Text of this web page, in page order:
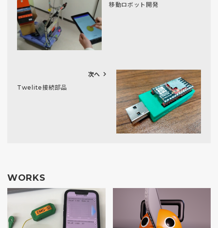
移動ロボット開発
chevron_right
次へ
Twelite接続部品
WORKS